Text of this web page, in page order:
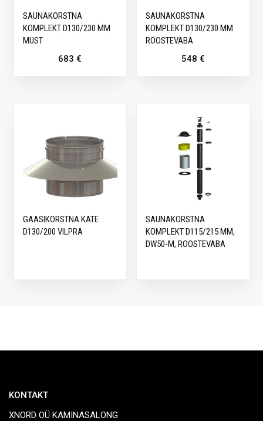
SAUNAKORSTNA
KOMPLEKT D130/230 MM
MUST
683€
SAUNAKORSTNA
KOMPLEKT D130/230 MM
ROOSTEVABA
548 €
GAASIKORSTNA KATE
D130/200 VILPRA
SAUNAKORSTNA
KOMPLEKT D115/215 MM,
DW50-M, ROOSTEVABA
KONTAKT
XNORD OÜ KAMINASALONG